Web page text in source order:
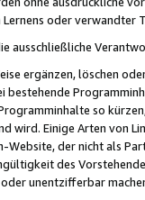
oder
ausschließliche
ergänzen, löschen
so
wird. Einige Arten von
der nicht als
des
unentzifferbar